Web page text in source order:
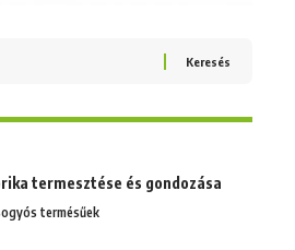
termesztése és gondozása
termésűek